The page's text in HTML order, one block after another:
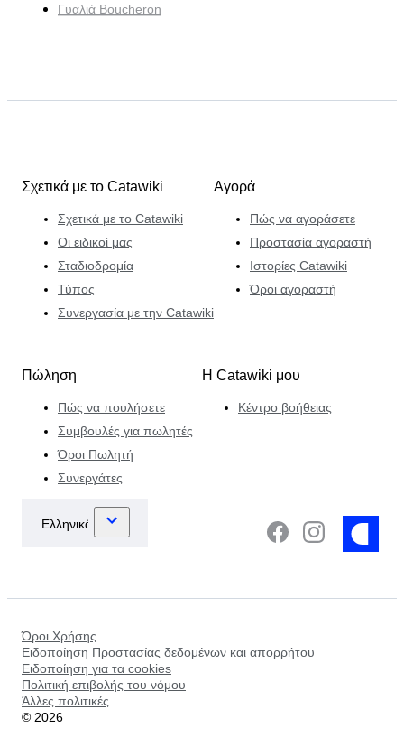
Γυαλιά Boucheron
Σχετικά με το Catawiki
Σχετικά με το Catawiki
Οι ειδικοί μας
Σταδιοδρομία
Τύπος
Συνεργασία με την Catawiki
Αγορά
Πώς να αγοράσετε
Προστασία αγοραστή
Ιστορίες Catawiki
Όροι αγοραστή
Πώληση
Πώς να πουλήσετε
Συμβουλές για πωλητές
Όροι Πωλητή
Συνεργάτες
Η Catawiki μου
Κέντρο βοήθειας
Όροι Χρήσης
Ειδοποίηση Προστασίας δεδομένων και απορρήτου
Ειδοποίηση για τα cookies
Πολιτική επιβολής του νόμου
Άλλες πολιτικές
© 2026